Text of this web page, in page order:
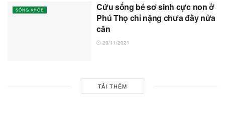
SỐNG KHỎE
Cứu sống bé sơ sinh cực non ở
Phú Thọ chỉ nặng chưa đầy nửa
cân
20/11/2021
TẢI THÊM